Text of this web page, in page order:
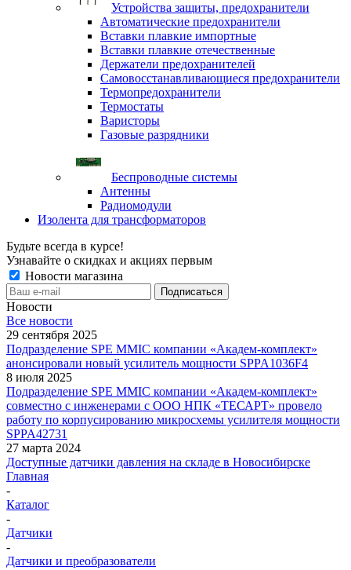
Устройства защиты, предохранители
Автоматические предохранители
Вставки плавкие импортные
Вставки плавкие отечественные
Держатели предохранителей
Самовосстанавливающиеся предохранители
Термопредохранители
Термостаты
Варисторы
Газовые разрядники
Беспроводные системы
Антенны
Радиомодули
Изолента для трансформаторов
Будьте всегда в курсе!
Узнавайте о скидках и акциях первым
Новости магазина
Новости
Все новости
29 сентября 2025
Подразделение SPE MMIC компании «Академ-комплект»
анонсировали новый усилитель мощности SPPA1036F4
8 июля 2025
Подразделение SPE MMIC компании «Академ-комплект»
совместно с инженерами с ООО НПК «ТЕСАРТ» провело
работу по корпусированию микросхемы усилителя мощности
SPPA42731
27 марта 2024
Доступные датчики давления на складе в Новосибирске
Главная
-
Каталог
-
Датчики
-
Датчики и преобразователи